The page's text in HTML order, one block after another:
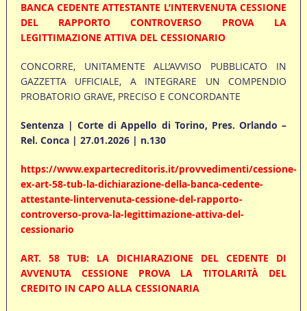
BANCA CEDENTE ATTESTANTE L’INTERVENUTA CESSIONE
DEL RAPPORTO CONTROVERSO PROVA LA
LEGITTIMAZIONE ATTIVA DEL CESSIONARIO
CONCORRE, UNITAMENTE ALL’AVVISO PUBBLICATO IN
GAZZETTA UFFICIALE, A INTEGRARE UN COMPENDIO
PROBATORIO GRAVE, PRECISO E CONCORDANTE
Sentenza | Corte di Appello di Torino, Pres. Orlando –
Rel. Conca | 27.01.2026 | n.130
https://www.expartecreditoris.it/provvedimenti/cessione-
ex-art-58-tub-la-dichiarazione-della-banca-cedente-
attestante-lintervenuta-cessione-del-rapporto-
controverso-prova-la-legittimazione-attiva-del-
cessionario
ART. 58 TUB: LA DICHIARAZIONE DEL CEDENTE DI
AVVENUTA CESSIONE PROVA LA TITOLARITÀ DEL
CREDITO IN CAPO ALLA CESSIONARIA